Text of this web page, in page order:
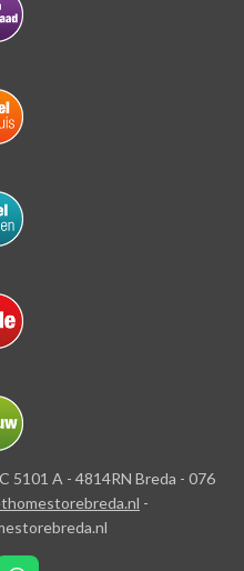
5101 A - 4814RN Breda - 076
-